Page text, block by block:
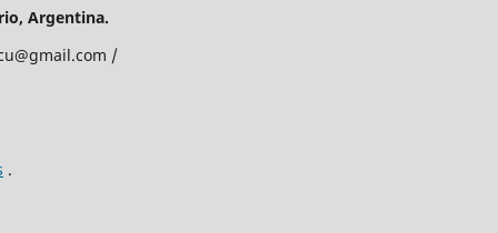
Argentina.
/
.